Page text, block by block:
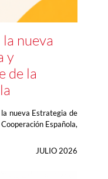
nueva
y
de la
nueva Estrategia de
Española,
JULIO 2026